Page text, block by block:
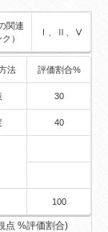
関連
）
Ⅰ、Ⅱ、Ⅴ
法 評価割合%
30
40
100
%評価割合)